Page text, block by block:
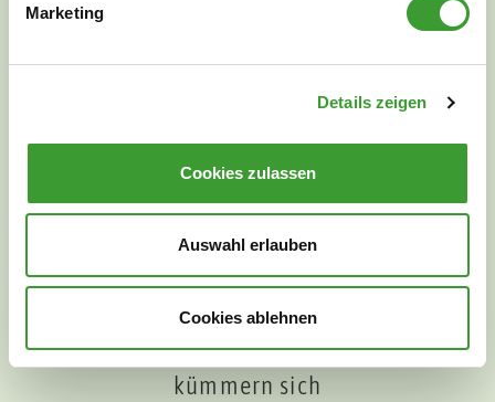
Marketing
Details zeigen
Cookies zulassen
Auswahl erlauben
Cookies ablehnen
Unsere Mitarbeiterinnen und Mitarbeiter
kümmern sich